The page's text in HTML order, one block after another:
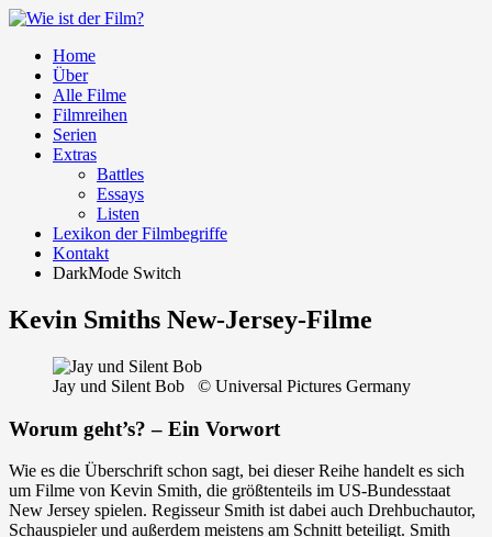
Home
Über
Alle Filme
Filmreihen
Serien
Extras
Battles
Essays
Listen
Lexikon der Filmbegriffe
Kontakt
DarkMode Switch
Kevin Smiths New-Jersey-Filme
Jay und Silent Bob © Universal Pictures Germany
Worum geht’s? – Ein Vorwort
Wie es die Überschrift schon sagt, bei dieser Reihe handelt es sich
um Filme von Kevin Smith, die größtenteils im US-Bundesstaat
New Jersey spielen. Regisseur Smith ist dabei auch Drehbuchautor,
Schauspieler und außerdem meistens am Schnitt beteiligt. Smith